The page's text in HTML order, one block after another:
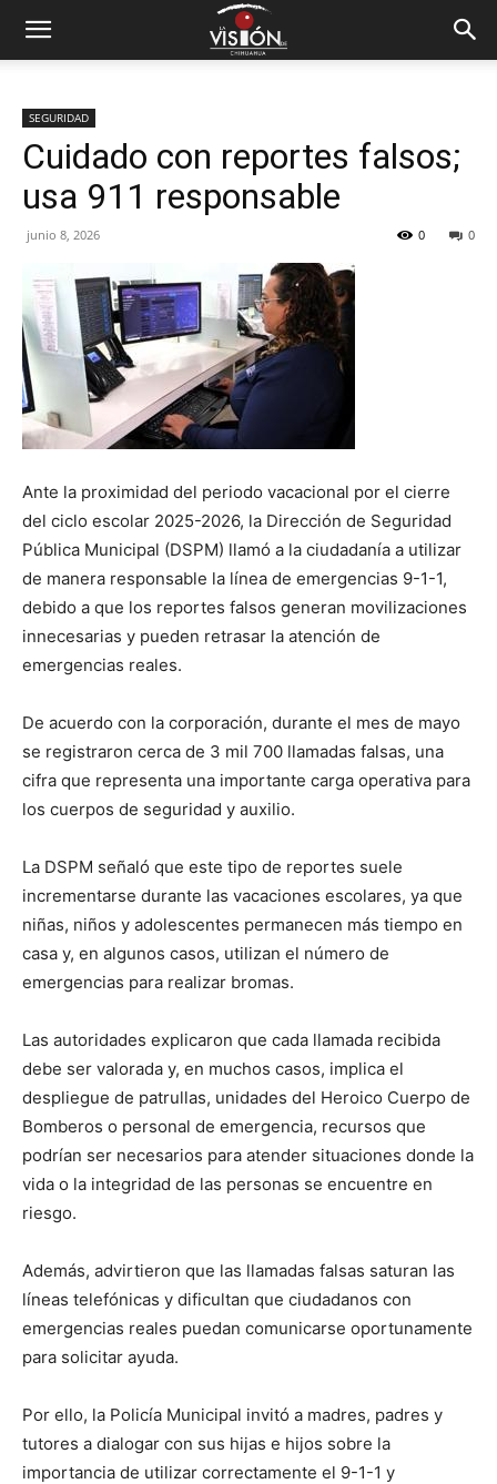
SEGURIDAD
Cuidado con reportes falsos;
usa 911 responsable
junio 8, 2026 0
0
Ante la proximidad del periodo vacacional por el cierre
del ciclo escolar 2025-2026, la Dirección de Seguridad
Pública Municipal (DSPM) llamó a la ciudadanía a utilizar
de manera responsable la línea de emergencias 9-1-1,
debido a que los reportes falsos generan movilizaciones
innecesarias y pueden retrasar la atención de
emergencias reales.
De acuerdo con la corporación, durante el mes de mayo
se registraron cerca de 3 mil 700 llamadas falsas, una
cifra que representa una importante carga operativa para
los cuerpos de seguridad y auxilio.
La DSPM señaló que este tipo de reportes suele
incrementarse durante las vacaciones escolares, ya que
niñas, niños y adolescentes permanecen más tiempo en
casa y, en algunos casos, utilizan el número de
emergencias para realizar bromas.
Las autoridades explicaron que cada llamada recibida
debe ser valorada y, en muchos casos, implica el
despliegue de patrullas, unidades del Heroico Cuerpo de
Bomberos o personal de emergencia, recursos que
podrían ser necesarios para atender situaciones donde la
vida o la integridad de las personas se encuentre en
riesgo.
Además, advirtieron que las llamadas falsas saturan las
líneas telefónicas y dificultan que ciudadanos con
emergencias reales puedan comunicarse oportunamente
para solicitar ayuda.
Por ello, la Policía Municipal invitó a madres, padres y
tutores a dialogar con sus hijas e hijos sobre la
importancia de utilizar correctamente el 9-1-1 y